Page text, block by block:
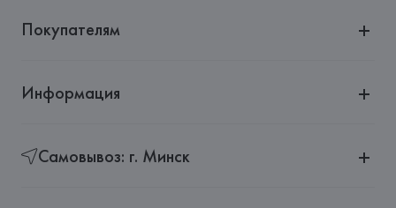
Покупателям
Информация
Самовывоз: г. Минск